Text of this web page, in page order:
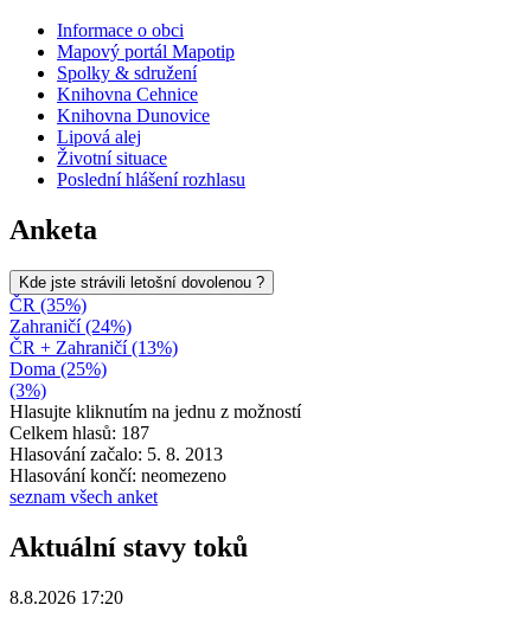
Informace o obci
Mapový portál Mapotip
Spolky & sdružení
Knihovna Cehnice
Knihovna Dunovice
Lipová alej
Životní situace
Poslední hlášení rozhlasu
Anketa
Kde jste strávili letošní dovolenou ?
ČR (35%)
Zahraničí (24%)
ČR + Zahraničí (13%)
Doma (25%)
(3%)
Hlasujte kliknutím na jednu z možností
Celkem hlasů: 187
Hlasování začalo: 5. 8. 2013
Hlasování končí: neomezeno
seznam všech anket
Aktuální stavy toků
8.8.2026 17:20